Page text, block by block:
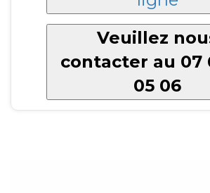
Veuillez
contacter au 07
05 06